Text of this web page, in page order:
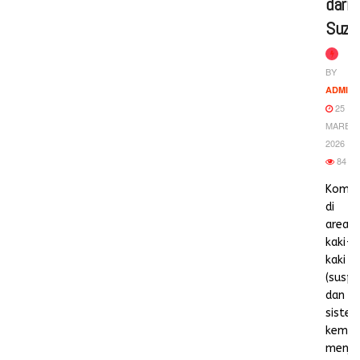
BY
ADMIN
25
MARET
2026
84
di
area
kaki-
kaki
dan